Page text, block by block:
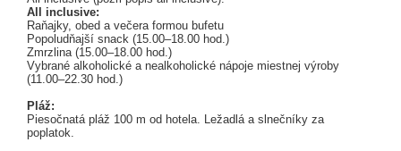
All inclusive:
Raňajky, obed a večera formou bufetu
Popoludňajší snack (15.00–18.00 hod.)
Zmrzlina (15.00–18.00 hod.)
Vybrané alkoholické a nealkoholické nápoje miestnej výroby
(11.00–22.30 hod.)
Pláž:
Piesočnatá pláž 100 m od hotela. Ležadlá a slnečníky za
poplatok.